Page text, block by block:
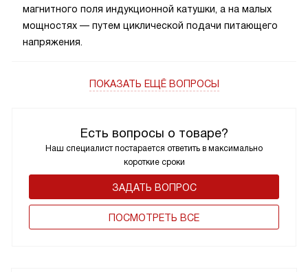
Есть вопросы о товаре?
Наш специалист постарается ответить в максимально
короткие сроки
ЗАДАТЬ ВОПРОС
ПОCМОТРЕТЬ ВСЕ
магнитного поля индукционной катушки, а на малых
мощностях — путем циклической подачи питающего
напряжения.
ПОКАЗАТЬ ЕЩЁ ВОПРОСЫ